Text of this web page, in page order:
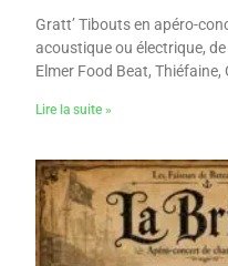
Gratt’ Tibouts en apéro-
acoustique ou électrique,
Elmer Food Beat, Thiéfaine,
Lire la suite »